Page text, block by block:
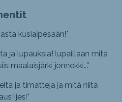
kusiaipesään!"
ja lupauksia! lupaillaan mitä
maalaisjärki jonnekki..."
ja timatteja ja mitä niitä
"